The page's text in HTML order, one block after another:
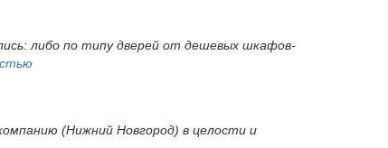
либо по типу дверей от дешевых шкафов-
(Нижний Новгород) в целости и